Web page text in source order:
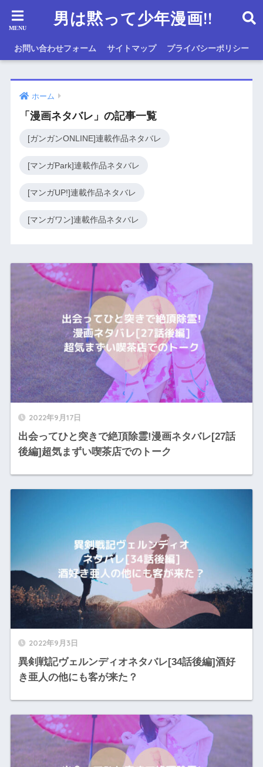
男は黙って少年漫画!!
お問い合わせフォーム サイトマップ プライバシーポリシー
ホーム
「漫画ネタバレ」の記事一覧
[ガンガンONLINE]連載作品ネタバレ
[マンガPark]連載作品ネタバレ
[マンガUP!]連載作品ネタバレ
[マンガワン]連載作品ネタバレ
2022年9月17日
出会ってひと突きで絶頂除霊!漫画ネタバレ[27話
後編]超気まずい喫茶店でのトーク
2022年9月3日
異剣戦記ヴェルンディオネタバレ[34話後編]酒好
き亜人の他にも客が来た？